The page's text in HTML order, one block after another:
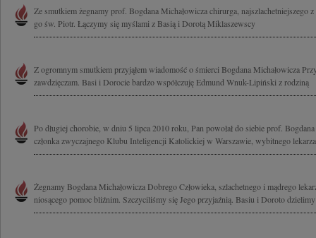
Ze smutkiem żegnamy prof. Bogdana Michałowicza chirurga, najszlachetniejszego
go św. Piotr. Łączymy się myślami z Basią i Dorotą Miklaszewscy
Z ogromnym smutkiem przyjąłem wiadomość o śmierci Bogdana Michałowicza
zawdzięczam. Basi i Dorocie bardzo współczuję Edmund Wnuk-Lipiński z rodziną
Po długiej chorobie, w dniu 5 lipca 2010 roku, Pan powołał do siebie prof.
członka zwyczajnego Klubu Inteligencji Katolickiej w Warszawie, wybitnego
Żegnamy Bogdana Michałowicza Dobrego Człowieka, szlachetnego i mądrego
niosącego pomoc bliźnim. Szczyciliśmy się Jego przyjaźnią. Basiu i Doroto